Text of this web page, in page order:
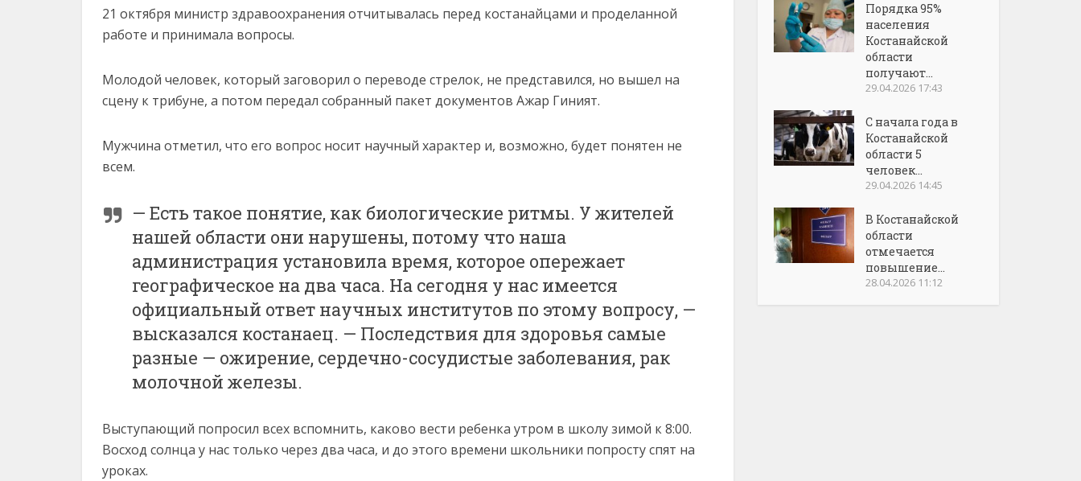
21 октября министр здравоохранения отчитывалась перед костанайцами и проделанной
работе и принимала вопросы.
Молодой человек, который заговорил о переводе стрелок, не представился, но вышел на
сцену к трибуне, а потом передал собранный пакет документов Ажар Гиният.
Мужчина отметил, что его вопрос носит научный характер и, возможно, будет понятен не
всем.
— Есть такое понятие, как биологические ритмы. У жителей
нашей области они нарушены, потому что наша
администрация установила время, которое опережает
географическое на два часа. На сегодня у нас имеется
официальный ответ научных институтов по этому вопросу, —
высказался костанаец. — Последствия для здоровья самые
разные — ожирение, сердечно-сосудистые заболевания, рак
молочной железы.
Выступающий попросил всех вспомнить, каково вести ребенка утром в школу зимой к 8:00.
Восход солнца у нас только через два часа, и до этого времени школьники попросту спят на
уроках.
Порядка 95%
населения
Костанайской
области
получают...
29.04.2026 17:43
С начала года в
Костанайской
области 5
человек...
29.04.2026 14:45
В Костанайской
области
отмечается
повышение...
28.04.2026 11:12